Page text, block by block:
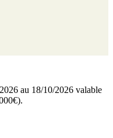
au 18/10/2026 valable